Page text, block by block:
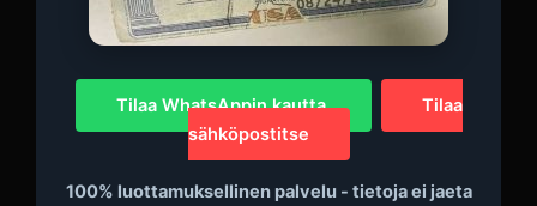
Tilaa WhatsAppin kautta
Tilaa
sähköpostitse
100% luottamuksellinen palvelu - tietoja ei jaeta